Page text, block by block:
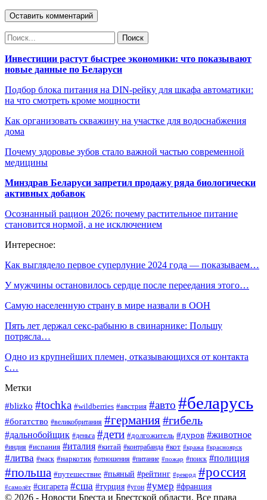
Инвестиции растут быстрее экономики: что показывают
новые данные по Беларуси
Подбор блока питания на DIN-рейку для шкафа автоматики:
на что смотреть кроме мощности
Как организовать скважину на участке для водоснабжения
дома
Почему здоровье зубов стало важной частью современной
медицины
Минздрав Беларуси запретил продажу ряда биологически
активных добавок
Осознанный рацион 2026: почему растительное питание
становится нормой, а не исключением
Интересное:
Как выглядело первое суперлуние 2024 года — показываем…
У мужчины остановилось сердце после переедания этого…
Самую населенную страну в мире назвали в ООН
Пять лет держал секс-рабыню в свинарнике: Польшу
потрясла…
Одно из крупнейших племен, отказывающихся от контакта
с…
Метки
#blizko #tochka #wildberries #австрия #авто #беларусь
#богатство #великобритания #германия#гибель
#дальнобойщик #деньга #дети #долгожитель #дуров #животное
#индия #испания #италия #китай #контрабанда #кот #кража #красноярск
#литва #маск #наркотик #отношения #питание #пожар #поиск #полиция
#польша #путешествие #пьяный #рейтинг #рекорд #россия
#самолёт #сигарета #сша #турция #угон #умер #франция
© 2026 - Новости Бреста и Брестской области. Все права